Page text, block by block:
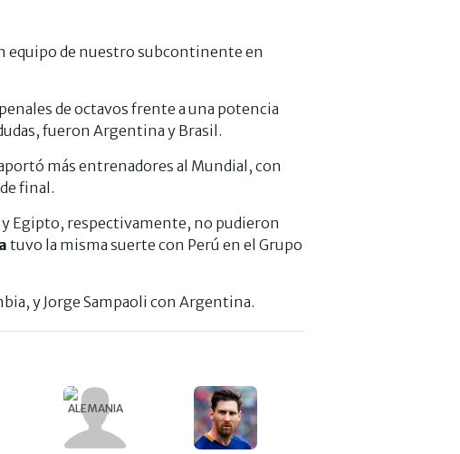
equipo de nuestro subcontinente en
de octavos frente a una potencia
fueron Argentina y Brasil.
más entrenadores al Mundial, con
final.
y Egipto, respectivamente, no pudieron
tuvo la misma suerte con Perú en el Grupo
y Jorge Sampaoli con Argentina.